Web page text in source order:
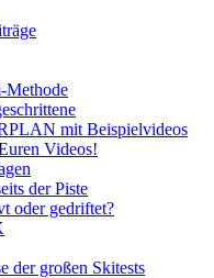
Methode
mit Beispielvideos
Videos!
der Piste
oder gedriftet?
der großen Skitests